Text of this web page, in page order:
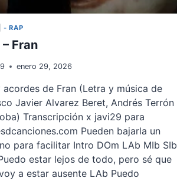
|- RAP
Fran
enero 29, 2026
acordes de Fran (Letra y música de
Javier Alvarez Beret, Andrés Terrón
Transcripción x javi29 para
Pueden bajarla un
para facilitar Intro DOm LAb MIb SIb
estar lejos de todo, pero sé que
a estar ausente LAb Puedo